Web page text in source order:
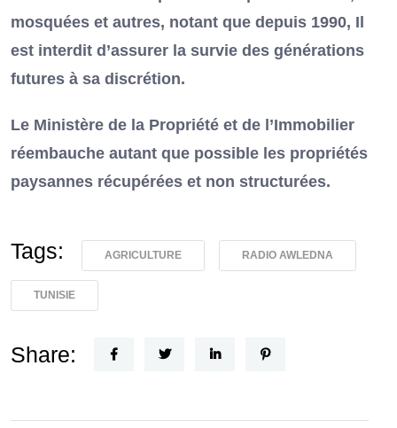
mosquées et autres, notant que depuis 1990, Il
est interdit d’assurer la survie des générations
futures à sa discrétion.
Le Ministère de la Propriété et de l’Immobilier
réembauche autant que possible les propriétés
paysannes récupérées et non structurées.
Tags: AGRICULTURE RADIO AWLEDNA
TUNISIE
Share: